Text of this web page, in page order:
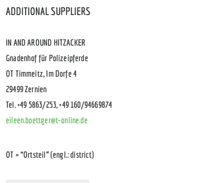
ADDITIONAL SUPPLIERS
IN AND AROUND HITZACKER
Gnadenhof für Polizeipferde
OT Timmeitz, Im Dorfe 4
29499 Zernien
Tel. +49 5863/253, +49 160/94669874
eileen.boettger@t-online.de
OT = “Ortsteil” (engl.: district)